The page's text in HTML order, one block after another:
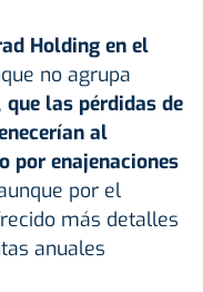
Holding en el
no agrupa
que las pérdidas de
al
por enajenaciones
por el
más detalles
anuales